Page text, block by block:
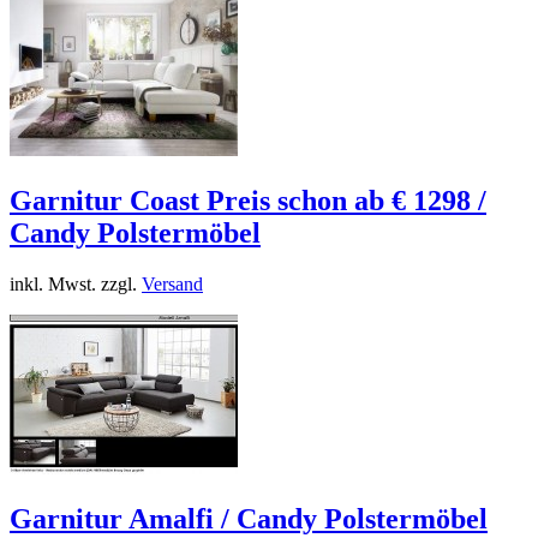
Garnitur Coast Preis schon ab € 1298 /
Candy Polstermöbel
inkl. Mwst. zzgl. Versand
Garnitur Amalfi / Candy Polstermöbel